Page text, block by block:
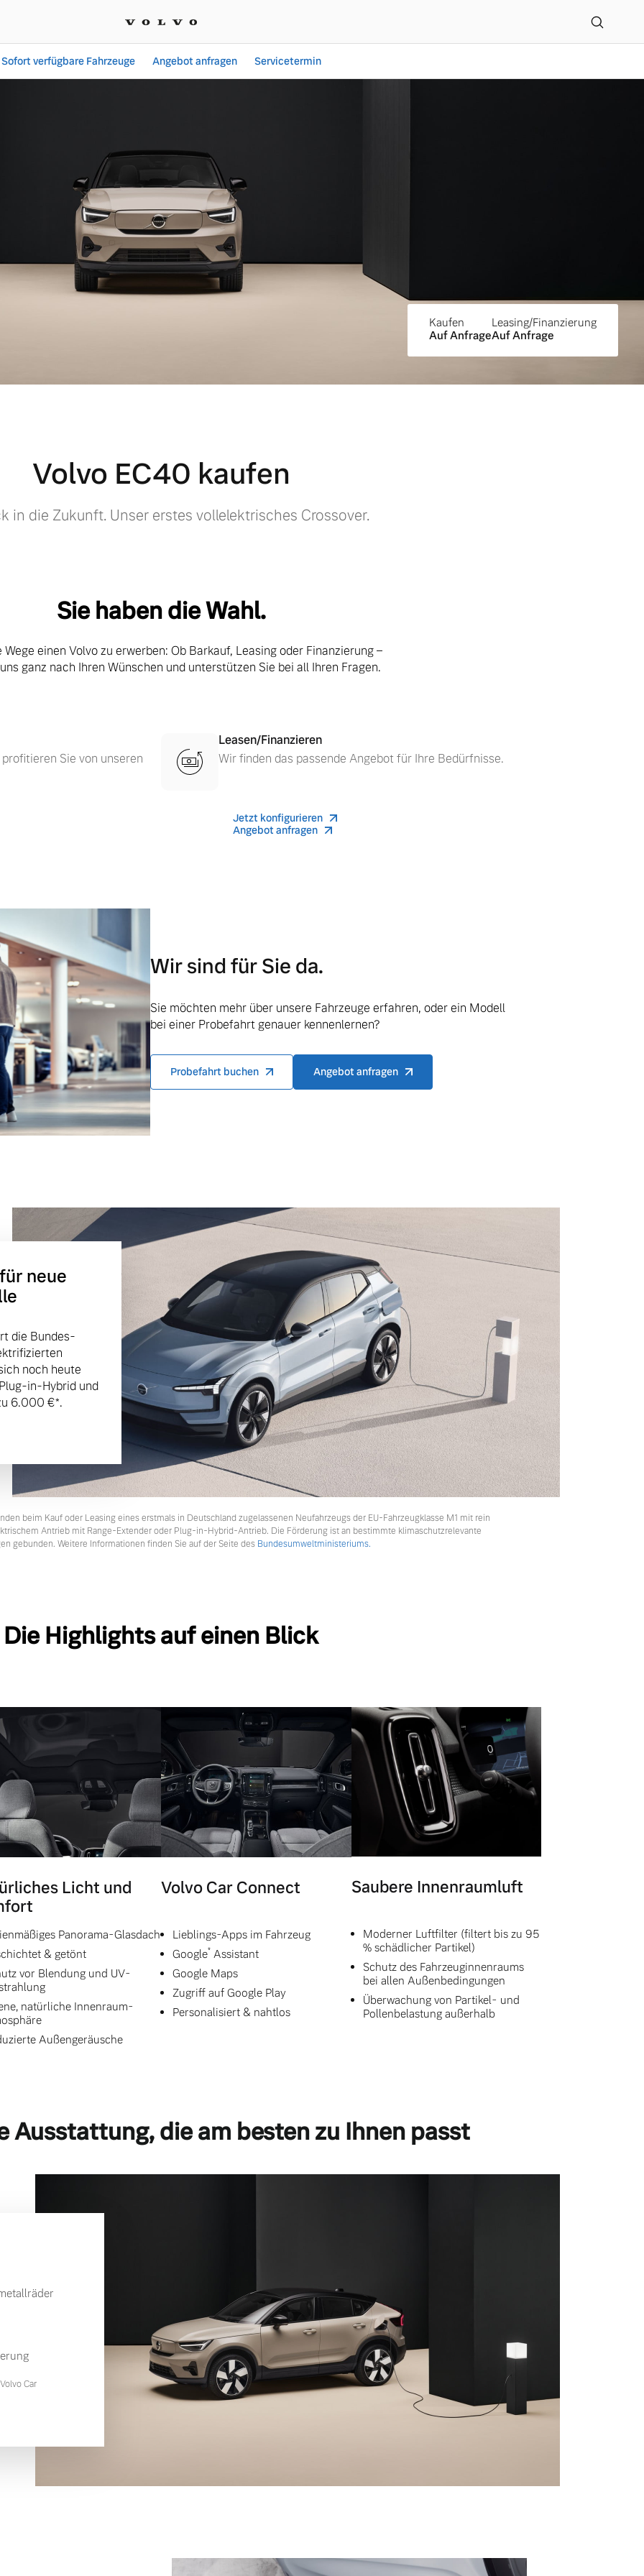
Sofort verfügbare Fahrzeuge Angebot anfragen Servicetermin
Original Volvo Winter- und Sommer Kompletträder.
Kaufen
Auf Anfrage
Leasing/Finanzierung
Auf Anfrage
Volvo EC40 kaufen
in die Zukunft. Unser erstes vollelektrisches Crossover.
Sie haben die Wahl.
Wege einen Volvo zu erwerben: Ob Barkauf, Leasing oder Finanzierung –
ganz nach Ihren Wünschen und unterstützen Sie bei all Ihren Fragen.
Sie von unseren
Leasen/Finanzieren
Wir finden das passende Angebot für Ihre Bedürfnisse.
Jetzt konfigurieren
Angebot anfragen
Wir sind für Sie da.
Sie möchten mehr über unsere Fahrzeuge erfahren, oder ein Modell
bei einer Probefahrt genauer kennenlernen?
Probefahrt buchen Angebot anfragen
neue
die Bundes-
noch heute
in-Hybrid und
6.000 €⁠*.
beim Kauf oder Leasing eines erstmals in Deutschland zugelassenen Neufahrzeugs der EU-Fahrzeugklasse M1 mit rein
Antrieb mit Range-Extender oder Plug-in-Hybrid-Antrieb. Die Förderung ist an bestimmte klimaschutzrelevante
gebunden. Weitere Informationen finden Sie auf der Seite des Bundesumweltministeriums.
Die Highlights auf einen Blick
Licht und
Panorama-Glasdach
& getönt
vor Blendung und UV-
natürliche Innenraum-
Außengeräusche
Volvo Car Connect
Lieblings-Apps im Fahrzeug
Google* Assistant
Google Maps
Zugriff auf Google Play
Personalisiert & nahtlos
Saubere Innenraumluft
Moderner Luftfilter (filtert bis zu 95
% schädlicher Partikel)
Schutz des Fahrzeuginnenraums
bei allen Außenbedingungen
Überwachung von Partikel- und
Pollenbelastung außerhalb
Ausstattung, die am besten zu Ihnen passt
Car